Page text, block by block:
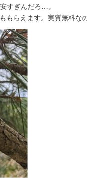
すぎんだろ…。
もらえます。実質無料な